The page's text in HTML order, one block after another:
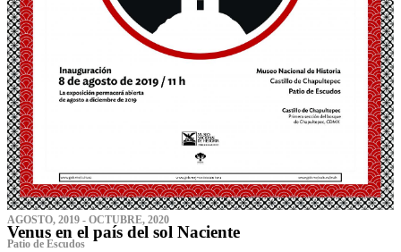
AGOSTO, 2019 - OCTUBRE, 2020
Venus en el país del sol Naciente
P‌atio de Escudos